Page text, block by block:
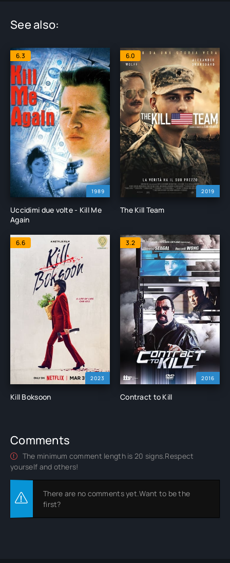
See also:
1989
6.3
Uccidimi due volte - Kill Me
Again
2019
6.0
The Kill Team
2023
6.6
Kill Boksoon
2016
3.2
Contract to Kill
Comments
The minimum comment length is 20 signs.Respect
yourself and others!
There are no comments yet.Want to be the
first?